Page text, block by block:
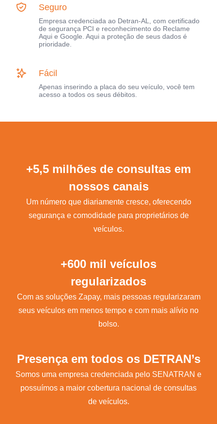
Seguro
Empresa credenciada ao Detran-AL, com certificado
de segurança PCI e reconhecimento do Reclame
Aqui e Google. Aqui a proteção de seus dados é
prioridade.
Fácil
Apenas inserindo a placa do seu veículo, você tem
acesso a todos os seus débitos.
+5,5 milhões de consultas em
nossos canais
Um número que diariamente cresce, oferecendo
segurança e comodidade para proprietários de
veículos.
+600 mil veículos
regularizados
Com as soluções Zapay, mais pessoas regularizaram
seus veículos em menos tempo e com mais alívio no
bolso.
Presença em todos os DETRAN’s
Somos uma empresa credenciada pelo SENATRAN e
possuímos a maior cobertura nacional de consultas
de veículos.